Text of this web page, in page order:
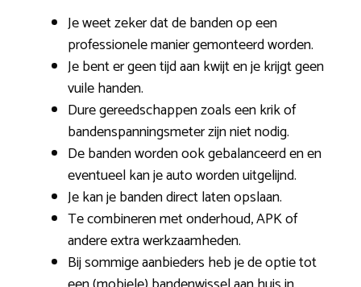
Je weet zeker dat de banden op een
professionele manier gemonteerd worden.
Je bent er geen tijd aan kwijt en je krijgt geen
vuile handen.
Dure gereedschappen zoals een krik of
bandenspanningsmeter zijn niet nodig.
De banden worden ook gebalanceerd en en
eventueel kan je auto worden uitgelijnd.
Je kan je banden direct laten opslaan.
Te combineren met onderhoud, APK of
andere extra werkzaamheden.
Bij sommige aanbieders heb je de optie tot